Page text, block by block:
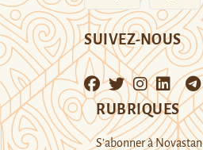
SUIVEZ-NOUS
RUBRIQUES
S’abonner à Novastan